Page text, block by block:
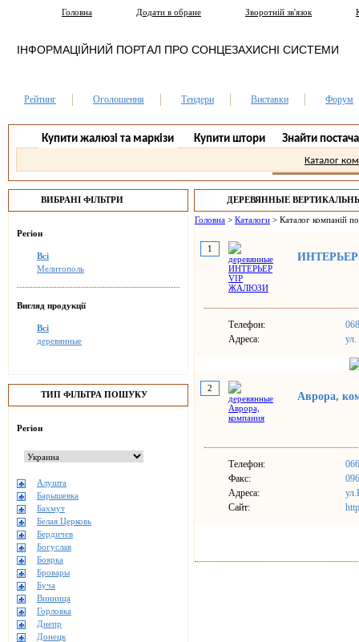
Головна Додати в обране Зворотній зв'язок
ІНФОРМАЦІЙНИЙ ПОРТАЛ ПРО СОНЦЕЗАХИСНІ СИСТЕМИ
Рейтинг Оголошення Тендери Виставки Форум
Купити жалюзі та маркізи Купити штори Знайти
Каталог
ВИБРАНІ ФІЛЬТРИ
Регіон
Всі
Мелитополь
Вигляд продукції
Всі
деревянные
ТИП ФІЛЬТРА ПОШУКУ
Регіон
Алушта
Барышевка
Бахмут
Белая Церковь
Бердичев
Богуслав
Боярка
Бровары
Буча
Винница
Горловка
Днепр
Донецк
ДЕРЕВЯННЫЕ
МЕЛИТОПОЛЬ.
Головна > Каталоги > Каталог компаній
1
Телефон:
Адреса:
2
Аврора,
Телефон:
Факс:
Адреса:
Сайт: